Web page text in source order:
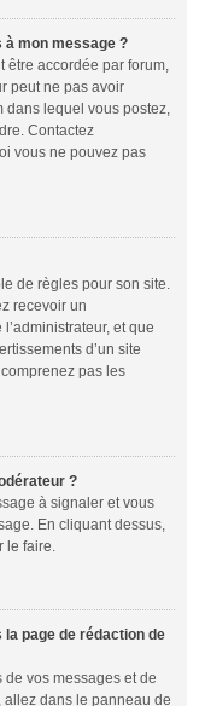
à mon message ?
être accordée par forum,
peut ne pas avoir
dans lequel vous postez,
Contactez
vous ne pouvez pas
de règles pour son site.
recevoir un
et que
d’un site
pas les
?
à signaler et vous
En cliquant dessus,
le faire.
page de rédaction de
vos messages et de
allez dans le panneau de